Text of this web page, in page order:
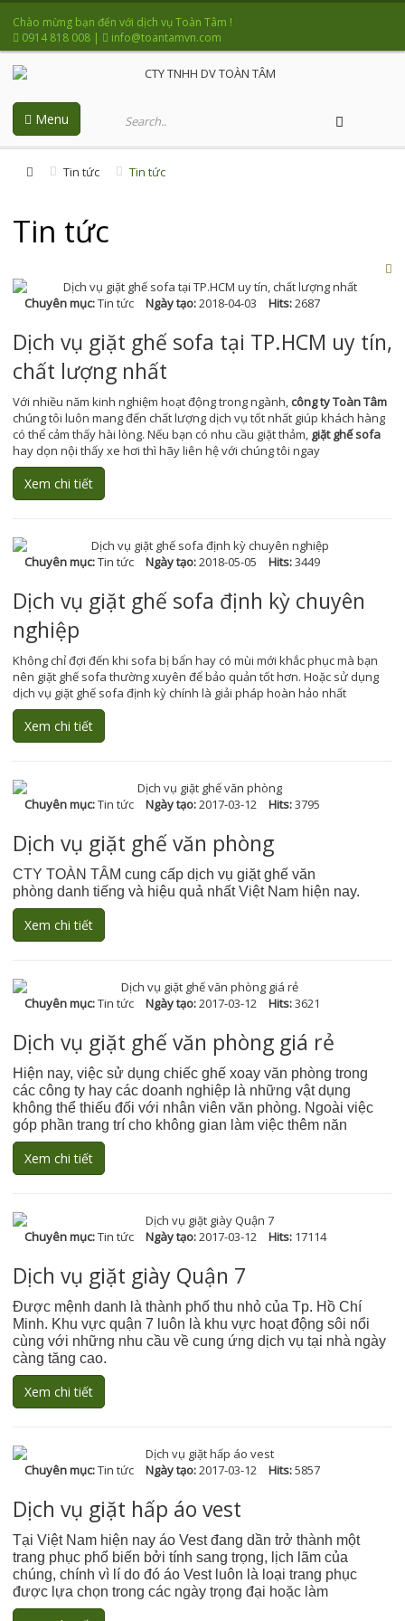
Chào mừng bạn đến với dịch vụ Toàn Tâm !
0914 818 008 | info@toantamvn.com
Menu
Tin tức Tin tức
Tin tức
Chuyên mục:Tin tức Ngày tạo:2018-04-03 Hits:2687
Dịch vụ giặt ghế sofa tại TP.HCM uy tín,
chất lượng nhất
Với nhiều năm kinh nghiệm hoạt động trong ngành, công ty Toàn Tâm
chúng tôi luôn mang đến chất lượng dịch vụ tốt nhất giúp khách hàng
có thể cảm thấy hài lòng. Nếu bạn có nhu cầu giặt thảm, giặt ghế sofa
hay dọn nội thấy xe hơi thì hãy liên hệ với chúng tôi ngay
Xem chi tiết
Chuyên mục:Tin tức Ngày tạo:2018-05-05 Hits:3449
Dịch vụ giặt ghế sofa định kỳ chuyên
nghiệp
Không chỉ đợi đến khi sofa bị bẩn hay có mùi mới khắc phục mà bạn
nên giặt ghế sofa thường xuyên để bảo quản tốt hơn. Hoặc sử dụng
dịch vụ giặt ghế sofa định kỳ chính là giải pháp hoàn hảo nhất
Xem chi tiết
Chuyên mục:Tin tức Ngày tạo:2017-03-12 Hits:3795
Dịch vụ giặt ghế văn phòng
CTY TOÀN TÂM cung cấp dịch vụ giặt ghế văn
phòng danh tiếng và hiệu quả nhất Việt Nam hiện nay.
Xem chi tiết
Chuyên mục:Tin tức Ngày tạo:2017-03-12 Hits:3621
Dịch vụ giặt ghế văn phòng giá rẻ
Hiện nay, việc sử dụng chiếc ghế xoay văn phòng trong
các công ty hay các doanh nghiệp là những vật dụng
không thể thiếu đối với nhân viên văn phòng. Ngoài việc
góp phần trang trí cho không gian làm việc thêm năn
Xem chi tiết
Chuyên mục:Tin tức Ngày tạo:2017-03-12 Hits: 17114
Dịch vụ giặt giày Quận 7
Được mệnh danh là thành phố thu nhỏ của Tp. Hồ Chí
Minh. Khu vực quận 7 luôn là khu vực hoạt động sôi nổi
cùng với những nhu cầu về cung ứng dịch vụ tại nhà ngày
càng tăng cao.
Xem chi tiết
Chuyên mục:Tin tức Ngày tạo:2017-03-12 Hits:5857
Dịch vụ giặt hấp áo vest
Tại Việt Nam hiện nay áo Vest đang dần trở thành một
trang phục phổ biến bởi tính sang trọng, lịch lãm của
chúng, chính vì lí do đó áo Vest luôn là loại trang phục
được lựa chọn trong các ngày trọng đại hoặc làm